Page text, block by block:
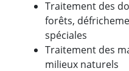
Traitement des
forêts,
spéciales
Traitement des
milieux naturels